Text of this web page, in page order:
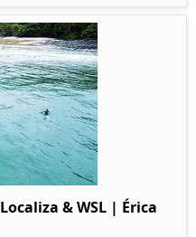
& WSL | Érica